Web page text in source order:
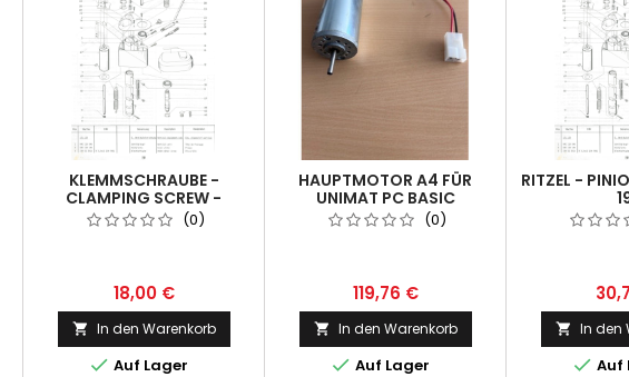
KLEMMSCHRAUBE -
CLAMPING SCREW -
POSITION 18.(0)
18,00 €
 In den Warenkorb
 Auf Lager
HAUPTMOTOR A4 FÜR
UNIMAT PC BASIC
(0)
119,76 €
 In den Warenkorb
 Auf Lager
RITZEL -
 In den
 Auf